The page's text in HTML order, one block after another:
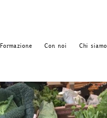
Formazione Con noi Chi siamo